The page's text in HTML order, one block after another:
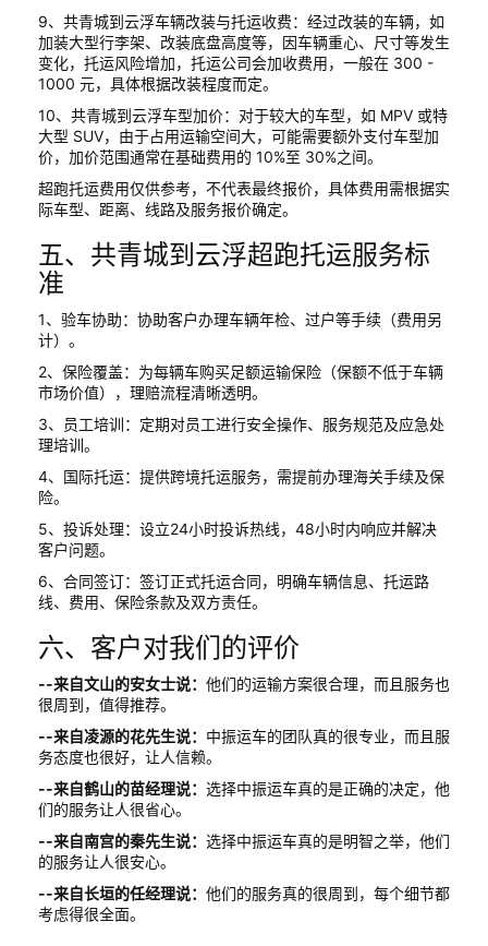
9、共青城到云浮车辆改装与托运收费：经过改装的车辆，如
加装大型行李架、改装底盘高度等，因车辆重心、尺寸等发生
变化，托运风险增加，托运公司会加收费用，一般在 300 -
1000 元，具体根据改装程度而定。
10、共青城到云浮车型加价：对于较大的车型，如 MPV 或特
大型 SUV，由于占用运输空间大，可能需要额外支付车型加
价，加价范围通常在基础费用的 10%至 30%之间。
超跑托运费用仅供参考，不代表最终报价，具体费用需根据实
际车型、距离、线路及服务报价确定。
五、共青城到云浮超跑托运服务标
准
1、验车协助：协助客户办理车辆年检、过户等手续（费用另
计）。
2、保险覆盖：为每辆车购买足额运输保险（保额不低于车辆
市场价值），理赔流程清晰透明。
3、员工培训：定期对员工进行安全操作、服务规范及应急处
理培训。
4、国际托运：提供跨境托运服务，需提前办理海关手续及保
险。
5、投诉处理：设立24小时投诉热线，48小时内响应并解决
客户问题。
6、合同签订：签订正式托运合同，明确车辆信息、托运路
线、费用、保险条款及双方责任。
六、客户对我们的评价
--来自文山的安女士说： 他们的运输方案很合理，而且服务也
很周到，值得推荐。
--来自凌源的花先生说： 中振运车的团队真的很专业，而且服
务态度也很好，让人信赖。
--来自鹤山的苗经理说： 选择中振运车真的是正确的决定，他
们的服务让人很省心。
--来自南宫的秦先生说： 选择中振运车真的是明智之举，他们
的服务让人很安心。
--来自长垣的任经理说： 他们的服务真的很周到，每个细节都
考虑得很全面。